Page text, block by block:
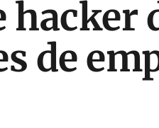
hacker
de